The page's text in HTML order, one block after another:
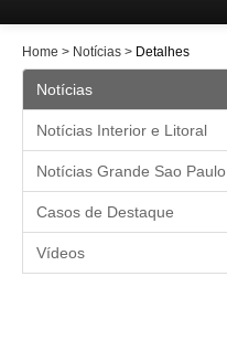
Home > Notícias > Detalhes
Notícias
Notícias Interior e Litoral
Notícias Grande Sao Paulo
Casos de Destaque
Vídeos